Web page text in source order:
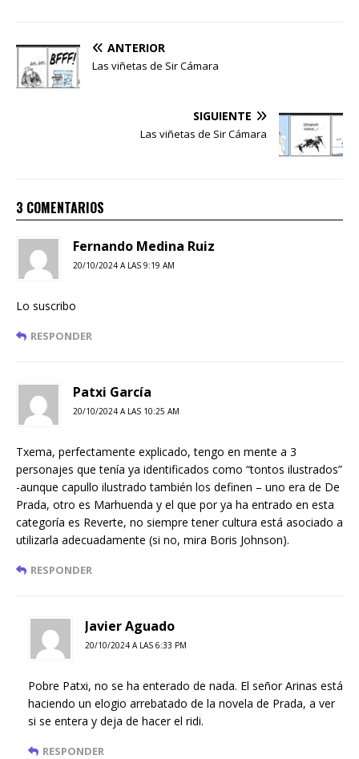
ANTERIOR
Las viñetas de Sir Cámara
SIGUIENTE
Las viñetas de Sir Cámara
3 COMENTARIOS
Fernando Medina Ruiz
20/10/2024 A LAS 9:19 AM
Lo suscribo
RESPONDER
Patxi García
20/10/2024 A LAS 10:25 AM
Txema, perfectamente explicado, tengo en mente a 3
personajes que tenía ya identificados como “tontos ilustrados”
-aunque capullo ilustrado también los definen – uno era de De
Prada, otro es Marhuenda y el que por ya ha entrado en esta
categoría es Reverte, no siempre tener cultura está asociado a
utilizarla adecuadamente (si no, mira Boris Johnson).
RESPONDER
Javier Aguado
20/10/2024 A LAS 6:33 PM
Pobre Patxi, no se ha enterado de nada. El señor Arinas está
haciendo un elogio arrebatado de la novela de Prada, a ver
si se entera y deja de hacer el ridi.
RESPONDER